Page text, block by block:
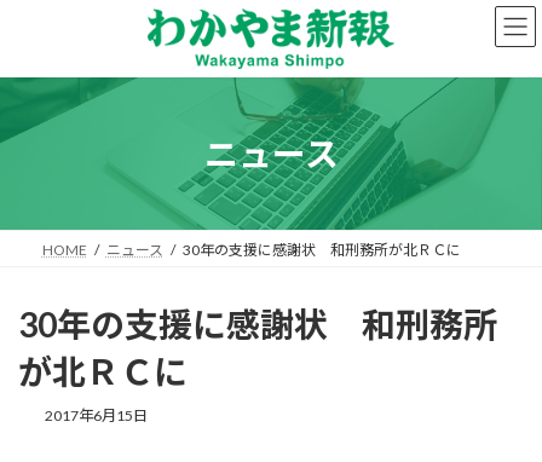
ン
へ
プ
ー
ョ
動
ニュース
HOME ニュース 30年の支援に感謝状 和刑務所が北ＲＣに
30年の支援に感謝状 和刑務所
が北ＲＣに
2017年6月15日